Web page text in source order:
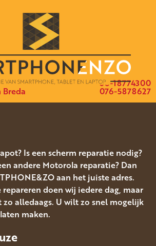
076-5878627
06-18774300
Is een scherm reparatie nodig?
andere Motorola reparatie? Dan
aan het juiste adres.
repareren doen wij iedere dag, maar
alledaags. U wilt zo snel mogelijk
maken.